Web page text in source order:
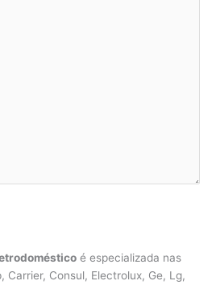
é especializada nas
Carrier, Consul, Electrolux, Ge, Lg,